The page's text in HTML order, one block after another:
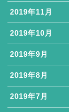
2019年11月
2019年10月
2019年9月
2019年8月
2019年7月